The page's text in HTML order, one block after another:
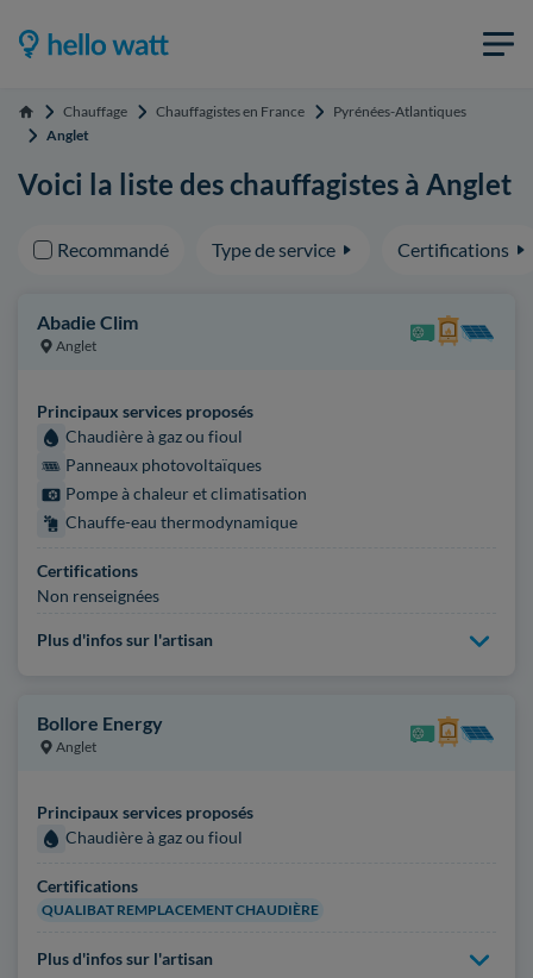
Accueil Chauffage Chauffagistes en France
Pyrénées-Atlantiques
Anglet
Voici la liste des chauffagistes à Anglet
Recommandé Type de service Certifications
Abadie Clim
Anglet
Principaux services proposés
Chaudière à gaz ou fioul
Panneaux photovoltaïques
Pompe à chaleur et climatisation
Chauffe-eau thermodynamique
Certifications
Non renseignées
Plus d'infos sur l'artisan
Bollore Energy
Anglet
Principaux services proposés
Chaudière à gaz ou fioul
Certifications
QUALIBAT REMPLACEMENT CHAUDIÈRE
Plus d'infos sur l'artisan